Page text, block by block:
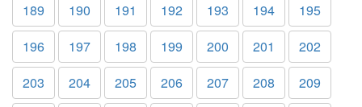
189
190 191 192 193 194
195
196
197 198 199 200 201
202
203
204 205 206 207 208
209